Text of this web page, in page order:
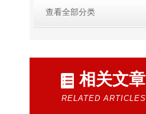
查看全部分类
相关文章
RELATED ARTICLES